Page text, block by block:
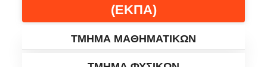
(ΕΚΠΑ)
ΤΜΗΜΑ ΜΑΘΗΜΑΤΙΚΩΝ